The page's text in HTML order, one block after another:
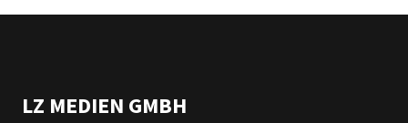
LZ MEDIEN GMBH